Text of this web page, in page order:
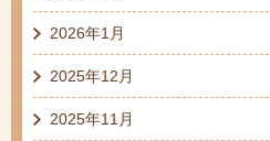
2026年1月
2025年12月
2025年11月